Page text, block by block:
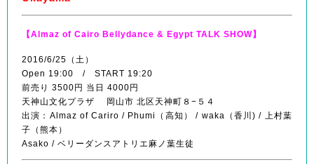
【Almaz of Cairo Bellydance & Egypt TALK SHOW】
2016/6/25（土）
Open 19:00 / START 19:20
前売り 3500円 当日 4000円
天神山文化プラザ 岡山市 北区天神町８−５４
出演：Almaz of Cariro / Phumi（高知） / waka（香川) / 上村葉
子（熊本）
Asako / ベリーダンスアトリエ麻ノ葉生徒